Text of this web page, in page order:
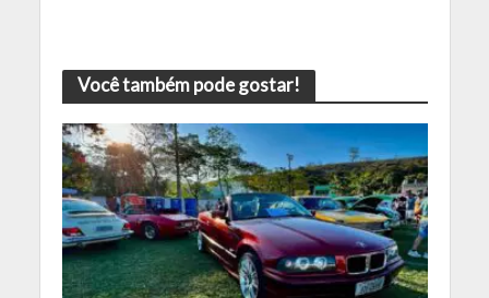
Você também pode gostar!